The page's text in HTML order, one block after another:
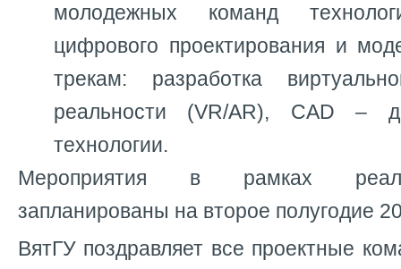
молодежных команд
цифрового проектирования и
трекам: разработка
реальности (VR/AR), CAD –
технологии.
Мероприятия в рамках
запланированы на второе полугодие
ВятГУ поздравляет все проектные